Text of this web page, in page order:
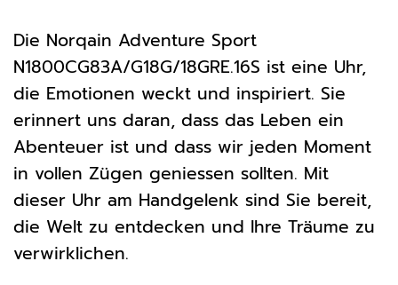
Die Norqain Adventure Sport
N1800CG83A/G18G/18GRE.16S ist eine Uhr,
die Emotionen weckt und inspiriert. Sie
erinnert uns daran, dass das Leben ein
Abenteuer ist und dass wir jeden Moment
in vollen Zügen geniessen sollten. Mit
dieser Uhr am Handgelenk sind Sie bereit,
die Welt zu entdecken und Ihre Träume zu
verwirklichen.